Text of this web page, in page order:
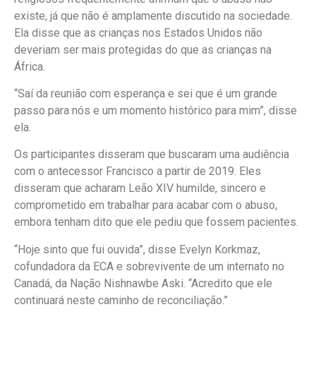
existe, já que não é amplamente discutido na sociedade.
Ela disse que as crianças nos Estados Unidos não
deveriam ser mais protegidas do que as crianças na
África.
“Saí da reunião com esperança e sei que é um grande
passo para nós e um momento histórico para mim”, disse
ela.
Os participantes disseram que buscaram uma audiência
com o antecessor Francisco a partir de 2019. Eles
disseram que acharam Leão XIV humilde, sincero e
comprometido em trabalhar para acabar com o abuso,
embora tenham dito que ele pediu que fossem pacientes.
“Hoje sinto que fui ouvida”, disse Evelyn Korkmaz,
cofundadora da ECA e sobrevivente de um internato no
Canadá, da Nação Nishnawbe Aski. “Acredito que ele
continuará neste caminho de reconciliação.”